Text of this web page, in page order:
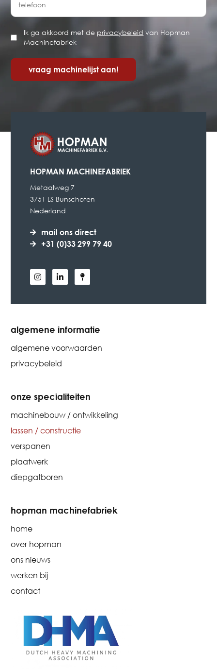
Privacybeleid
Ik ga akkoord met de privacybeleid van Hopman
Machinefabriek
hopman machinefabriek
home
over hopman
ons nieuws
werken bij
contact
onze specialiteiten
machinebouw / ontwikkeling
lassen / constructie
verspanen
plaatwerk
diepgatboren
algemene informatie
algemene voorwaarden
privacybeleid
HOPMAN MACHINEFABRIEK
Metaalweg 7
3751 LS Bunschoten
Nederland
mail ons direct
+31 (0)33 299 79 40